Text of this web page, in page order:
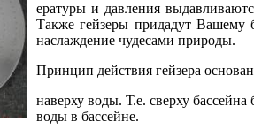
ературы и давления
Также гейзеры придадут Вашему
наслаждение чудесами природы.
Принцип действия гейзера
наверху воды. Т.е. сверху
воды в бассейне.